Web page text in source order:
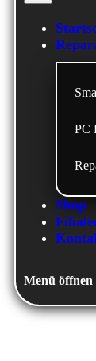
PC
Shop
Menü öffnen